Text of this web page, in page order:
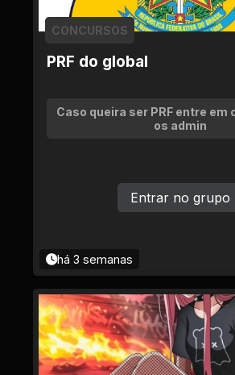
PRF do global
CONCURSOS
Caso queira ser PRF entre em
os admin
há 3 semanas
Entrar no grupo